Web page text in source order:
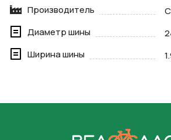
Производитель
Диаметр шины
Ширина шины